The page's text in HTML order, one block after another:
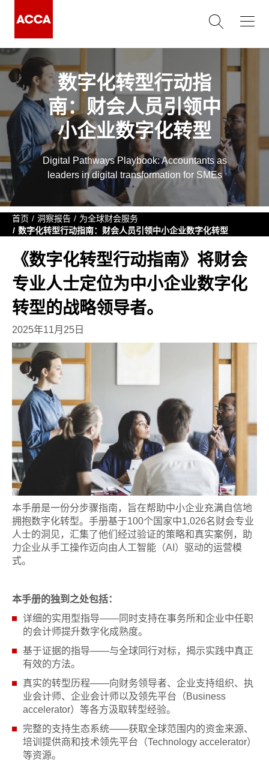
数字化转型行动指
南：财会人员引领中
小企业数字化转型
Digital Pathways Playbook: Accountants as
leaders in digital transformation for SMEs
首页 洞察报告
为全球财会服务
数字化转型行动指南：财会人员引领中小企业数字化转型
《数字化转型行动指南》将财会
专业人士定位为中小企业数字化
转型的战略领导者。
2025年11月25日
本手册是一份分步骤指南，旨在帮助中小企业充满自信地
拥抱数字化转型。手册基于100个国家中1,026名财会专业
人士的洞见，汇集了他们经过验证的策略和真实案例，助
力企业从手工操作迈向由人工智能（AI）驱动的运营模
式。
本手册的独到之处包括：
详细的实用型指导——同时支持在事务所和企业中任职
的会计师提升数字化成熟度。
基于证据的指导——与全球同行对标，揭示实践中真正
有效的方法。
真实的转型历程——向财务领导者、企业支持组织、执
业会计师、企业会计师以及领先平台（Business
accelerator）等各方汲取转型经验。
完整的支持生态系统——获取全球范围内的资金来源、
培训提供商和技术领先平台（Technology accelerator）
等资源。